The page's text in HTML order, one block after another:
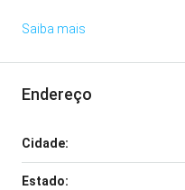
Saiba mais
Endereço
Cidade:
Estado: